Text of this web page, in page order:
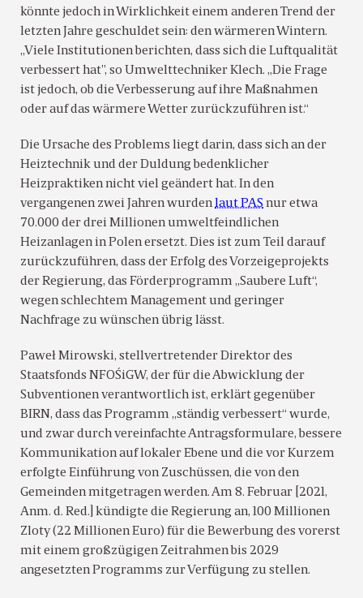
könnte jedoch in Wirklichkeit einem anderen Trend der
letzten Jahre geschuldet sein: den wärmeren Wintern.
„Viele Institutionen berichten, dass sich die Luftqualität
verbessert hat”, so Umwelttechniker Klech. „Die Frage
ist jedoch, ob die Verbesserung auf ihre Maßnahmen
oder auf das wärmere Wetter zurückzuführen ist.“
Die Ursache des Problems liegt darin, dass sich an der
Heiztechnik und der Duldung bedenklicher
Heizpraktiken nicht viel geändert hat. In den
vergangenen zwei Jahren wurdenlaut PAS nur etwa
70.000 der drei Millionen umweltfeindlichen
Heizanlagen in Polen ersetzt. Dies ist zum Teil darauf
zurückzuführen, dass der Erfolg des Vorzeigeprojekts
der Regierung, das Förderprogramm „Saubere Luft“,
wegen schlechtem Management und geringer
Nachfrage zu wünschen übrig lässt.
Paweł Mirowski, stellvertretender Direktor des
Staatsfonds NFOŚiGW, der für die Abwicklung der
Subventionen verantwortlich ist, erklärt gegenüber
BIRN, dass das Programm „ständig verbessert“ wurde,
und zwar durch vereinfachte Antragsformulare, bessere
Kommunikation auf lokaler Ebene und die vor Kurzem
erfolgte Einführung von Zuschüssen, die von den
Gemeinden mitgetragen werden. Am 8. Februar [2021,
Anm. d. Red.] kündigte die Regierung an, 100 Millionen
Zloty (22 Millionen Euro) für die Bewerbung des vorerst
mit einem großzügigen Zeitrahmen bis 2029
angesetzten Programms zur Verfügung zu stellen.